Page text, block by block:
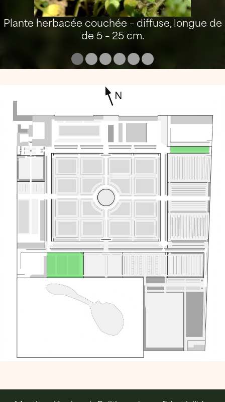
Plante herbacée couchée – diffuse, longue de
de 5 – 25 cm.